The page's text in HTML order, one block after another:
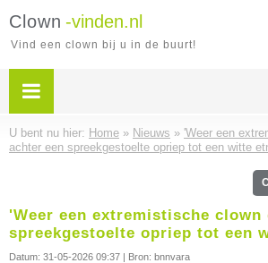
Clown -vinden.nl
Vind een clown bij u in de buurt!
U bent nu hier: Home » Nieuws » 'Weer een
achter een spreekgestoelte opriep tot een witte
'Weer een extremistische clown
spreekgestoelte opriep tot een
Datum: 31-05-2026 09:37 | Bron: bnnvara